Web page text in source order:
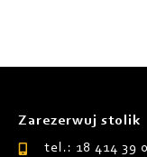
Zarezerwuj stolik
tel.: 18 414 39